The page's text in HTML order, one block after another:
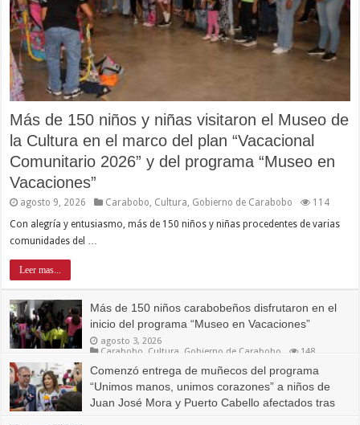
Más de 150 niños y niñas visitaron el Museo de
la Cultura en el marco del plan “Vacacional
Comunitario 2026” y del programa “Museo en
Vacaciones”
agosto 9, 2026 Carabobo Cultura Gobierno de Carabobo
114
Con alegría y entusiasmo, más de 150 niños y niñas procedentes de varias
comunidades del …
Leer mas...
Más de 150 niños carabobeños disfrutaron en el
inicio del programa “Museo en Vacaciones”
agosto 3, 2026
Carabobo
Cultura Gobierno de Carabobo 148
Comenzó entrega de muñecos del programa
“Unimos manos, unimos corazones” a niños de
Juan José Mora y Puerto Cabello afectados tras